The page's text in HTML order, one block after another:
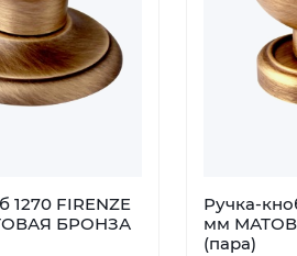
1270 FIRENZE
БРОНЗА
Ручка-
мм
(пара)